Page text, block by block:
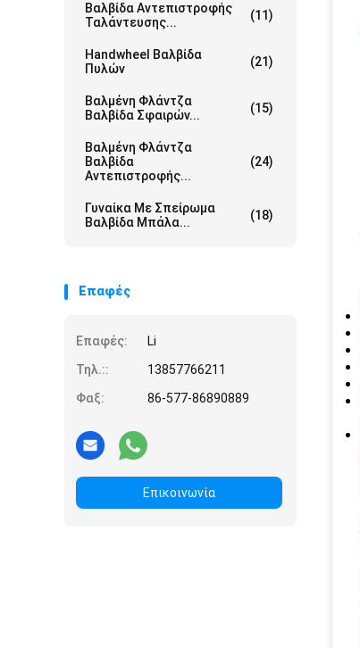
Βαλβίδα Αντεπιστροφής
Ταλάντευσης...
(11)
Handwheel Βαλβίδα
Πυλών
(21)
Βαλμένη Φλάντζα
Βαλβίδα Σφαιρών...
(15)
Βαλμένη Φλάντζα
Βαλβίδα
Αντεπιστροφής...
(24)
Γυναίκα Με Σπείρωμα
Βαλβίδα Μπάλα...
(18)
Επαφές
Επαφές:
Li
Τηλ.::
13857766211
Φαξ:
86-577-86890889
Επικοινωνία